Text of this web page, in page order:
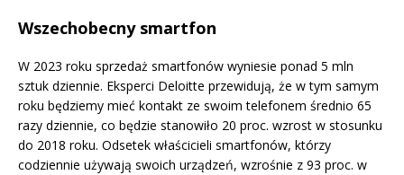
Wszechobecny smartfon
W 2023 roku sprzedaż smartfonów wyniesie ponad 5 mln
sztuk dziennie. Eksperci Deloitte przewidują, że w tym samym
roku będziemy mieć kontakt ze swoim telefonem średnio 65
razy dziennie, co będzie stanowiło 20 proc. wzrost w stosunku
do 2018 roku. Odsetek właścicieli smartfonów, którzy
codziennie używają swoich urządzeń, wzrośnie z 93 proc. w